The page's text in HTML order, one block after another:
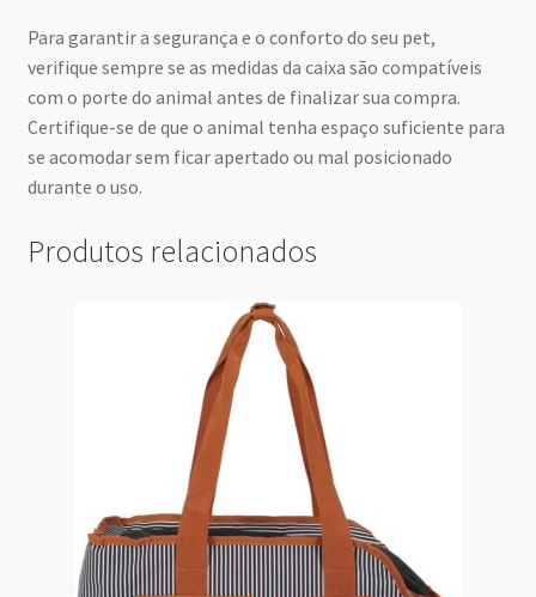
Para garantir a segurança e o conforto do seu pet,
verifique sempre se as medidas da caixa são compatíveis
com o porte do animal antes de finalizar sua compra.
Certifique-se de que o animal tenha espaço suficiente para
se acomodar sem ficar apertado ou mal posicionado
durante o uso.
Produtos relacionados